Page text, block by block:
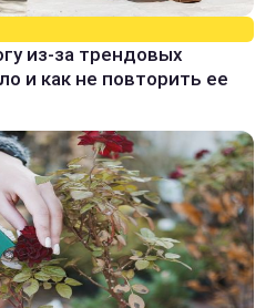
из-за трендовых
и как не повторить ее